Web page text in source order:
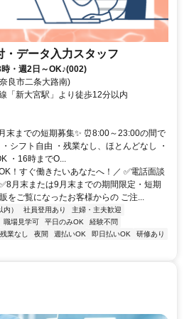
・データ入力スタッフ
・週2日～OK♪(002)
良市二条大路南)
「新大宮駅」より徒歩12分以内
末までの短期募集✨ ⏰8:00～23:00の間で
シフト自由 ・残業なし、ほとんどなし ・
・16時までO...
！すぐ働きたいあなたへ！／ ✅電話面談
月末または9月末までの期間限定・短期
をご覧になったお客様からの ご注...
） 社員登用あり
主婦・主夫歓迎
職場見学可 平日のみOK
経験不問
残業なし 夜間 週払いOK 即日払いOK
研修あり